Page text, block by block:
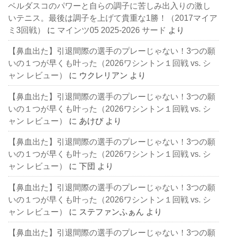
ベルダスコのパワーと自らの調子に苦しみ出入りの激し
いテニス。最後は調子を上げて貴重な1勝！（2017マイア
ミ3回戦）
に マインツ05 2025-2026 サード より
【鼻血出た】引退間際の選手のプレーじゃない！3つの願
いの１つが早くも叶った（2026ワシントン１回戦 vs. シ
ャン レビュー）
に ウクレリアン より
【鼻血出た】引退間際の選手のプレーじゃない！3つの願
いの１つが早くも叶った（2026ワシントン１回戦 vs. シ
ャン レビュー）
に あけび より
【鼻血出た】引退間際の選手のプレーじゃない！3つの願
いの１つが早くも叶った（2026ワシントン１回戦 vs. シ
ャン レビュー）
に下団 より
【鼻血出た】引退間際の選手のプレーじゃない！3つの願
いの１つが早くも叶った（2026ワシントン１回戦 vs. シ
ャン レビュー）
に ステファンふぁん より
【鼻血出た】引退間際の選手のプレーじゃない！3つの願